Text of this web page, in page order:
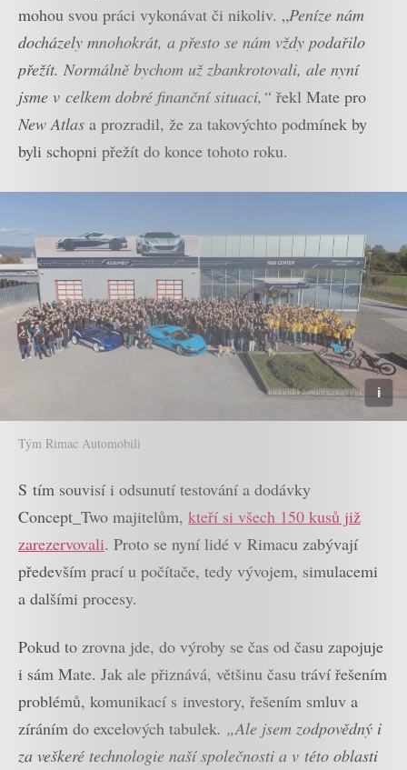
mohou svou práci vykonávat či nikoliv. „Peníze nám
docházely mnohokrát, a přesto se nám vždy podařilo
přežít. Normálně bychom už zbankrotovali, ale nyní
jsme v celkem dobré finanční situaci,“ řekl Mate pro
New Atlas a prozradil, že za takovýchto podmínek by
byli schopni přežít do konce tohoto roku.
Tým Rimac Automobili
S tím souvisí i odsunutí testování a dodávky
Concept_Two majitelům, kteří si všech 150 kusů již
zarezervovali. Proto se nyní lidé v Rimacu zabývají
především prací u počítače, tedy vývojem, simulacemi
a dalšími procesy.
Pokud to zrovna jde, do výroby se čas od času zapojuje
i sám Mate. Jak ale přiznává, většinu času tráví řešením
problémů, komunikací s investory, řešením smluv a
zíráním do excelových tabulek. „Ale jsem zodpovědný i
za veškeré technologie naší společnosti a v této oblasti